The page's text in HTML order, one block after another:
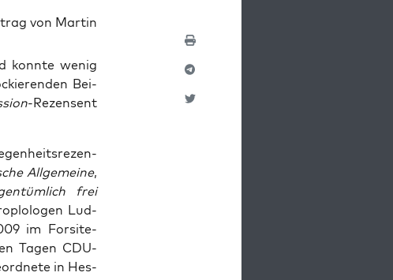
von Martin
konn­te wenig
Bei­
-Rezen­sent
All­ge­mei­ne,
frei
Lud­
im For­si­te-
Tagen CDU-
in Hes­